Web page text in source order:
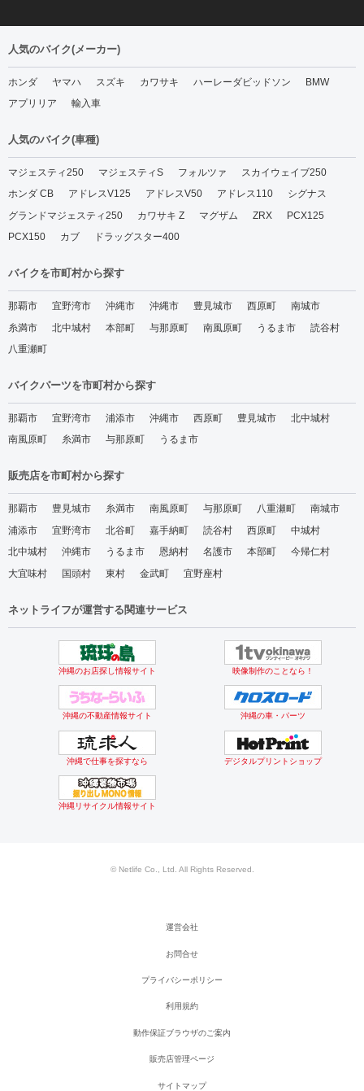
沖縄スズキ インフォメー
ション(1)
沖縄トライアル(26)
2025年6月(2)
2025年3月(2)
2025年2月(2)
2025年1月(2)
2024年10月(5)
2024年9月(5)
人気のバイク(メーカー)
ホンダ ヤマハ スズキ カワサキ ハーレーダビッドソン
BMW
アプリリア
輸入車
人気のバイク(車種)
マジェスティ250 マジェスティS フォルツァ
スカイウェイブ250
ホンダ CB
アドレスV125 アドレスV50 アドレス110
シグナス
グランドマジェスティ250
カワサキ Z マグザム ZRX
PCX125
PCX150
カブ ドラッグスター400
バイクを市町村から探す
那覇市 宜野湾市 沖縄市 沖縄市 豊見城市 西原町
南城市
糸満市
北中城村 本部町 与那原町 南風原町 うるま市
読谷村
八重瀬町
バイクパーツを市町村から探す
那覇市 宜野湾市 浦添市 沖縄市 西原町 豊見城市
北中城村
南風原町
糸満市 与那原町 うるま市
販売店を市町村から探す
那覇市 豊見城市 糸満市 南風原町 与那原町 八重瀬町
南城市
浦添市
宜野湾市 北谷町 嘉手納町 読谷村 西原町
中城村
北中城村
沖縄市 うるま市 恩納村 名護市 本部町
今帰仁村
大宜味村
国頭村 東村 金武町 宜野座村
ネットライフが運営する関連サービス
沖縄のお店探し情報サイト 映像制作のことなら！
沖縄の不動産情報サイト 沖縄の車・パーツ
沖縄で仕事を探すなら デジタルプリントショップ
沖縄リサイクル情報サイト
© Netlife Co., Ltd. All Rights Reserved.
運営会社
お問合せ
プライバシーポリシー
利用規約
動作保証ブラウザのご案内
販売店管理ページ
サイトマップ